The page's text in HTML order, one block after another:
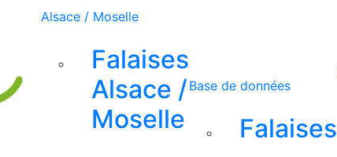
Alsace / Moselle
Falaises
Alsace /
Moselle
Base de données
Falaises